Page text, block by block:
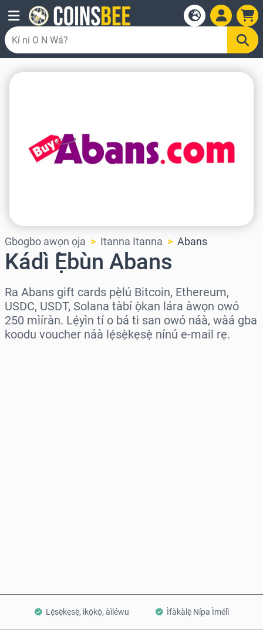
Gbogbo awọn ọja Itanna Itanna Abans
Kádì Ẹ̀bùn Abans
Ra Abans gift cards pẹ̀lú Bitcoin, Ethereum,
USDC, USDT, Solana tàbí ọ̀kan lára àwọn owó
250 mìíràn. Lẹ́yìn tí o bá ti san owó náà, wàá gba
koodu voucher náà lẹ́sẹ̀kẹsẹ̀ nínú e-mail rẹ.
Lẹ́sẹ̀kẹsẹ̀, ìkọ̀kọ̀, àìléwu Ìfàkàlẹ̀ Nípa Ìmélì